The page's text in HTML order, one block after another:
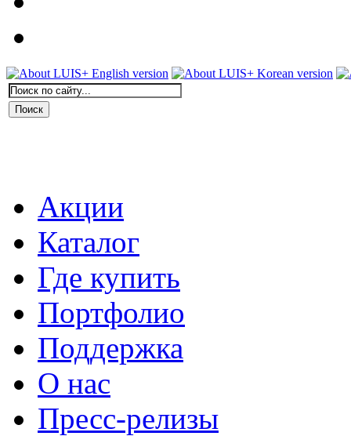
Акции
Каталог
Где купить
Портфолио
Поддержка
О нас
Пресс-релизы